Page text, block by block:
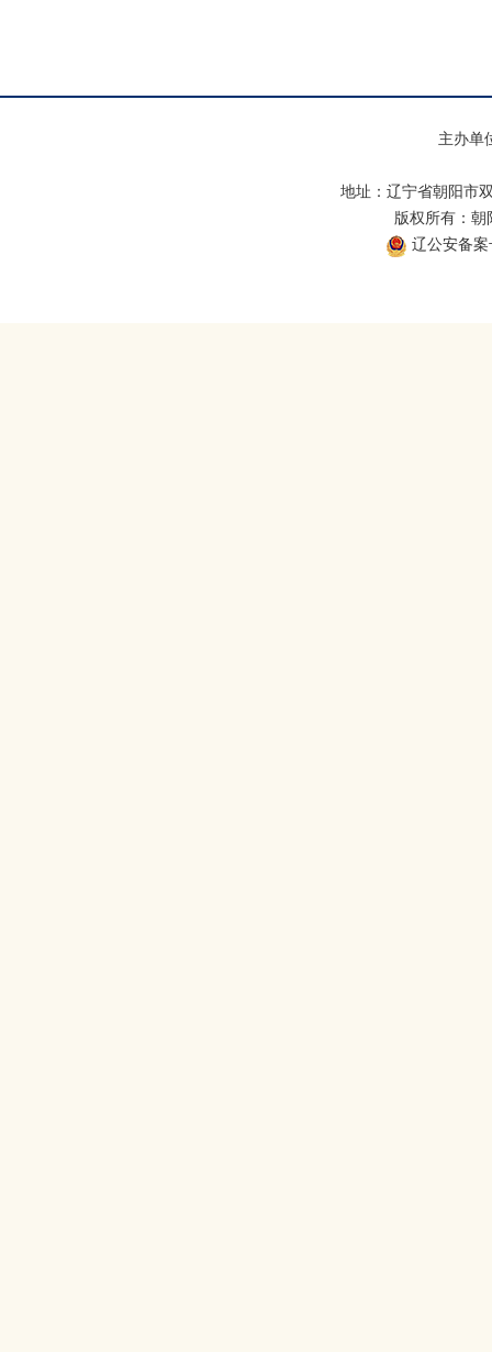
主办单
地址：辽宁省朝阳市
版权所有：
辽公安备